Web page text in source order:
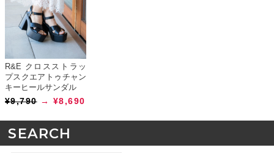
R&E クロスストラッ
プスクエアトゥチャン
キーヒールサンダル
¥9,790 → ¥8,690
SEARCH